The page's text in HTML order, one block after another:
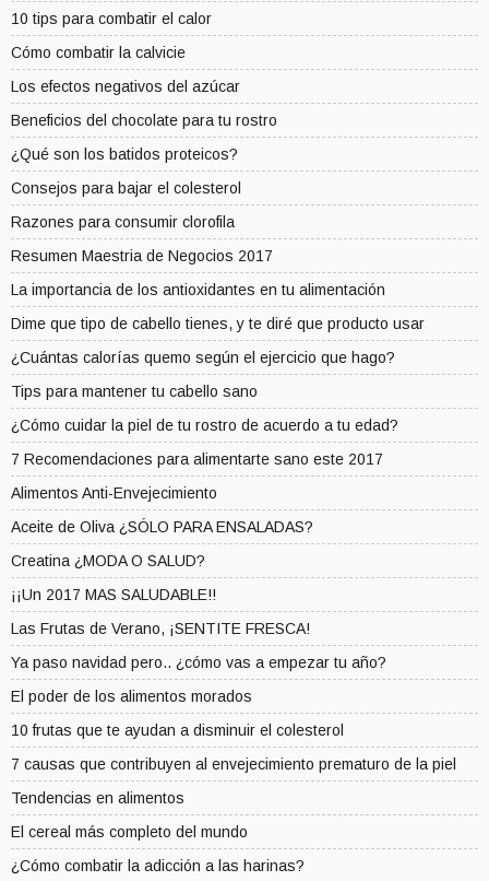
10 tips para combatir el calor
Cómo combatir la calvicie
Los efectos negativos del azúcar
Beneficios del chocolate para tu rostro
¿Qué son los batidos proteicos?
Consejos para bajar el colesterol
Razones para consumir clorofila
Resumen Maestria de Negocios 2017
La importancia de los antioxidantes en tu alimentación
Dime que tipo de cabello tienes, y te diré que producto usar
¿Cuántas calorías quemo según el ejercicio que hago?
Tips para mantener tu cabello sano
¿Cómo cuidar la piel de tu rostro de acuerdo a tu edad?
7 Recomendaciones para alimentarte sano este 2017
Alimentos Anti-Envejecimiento
Aceite de Oliva ¿SÓLO PARA ENSALADAS?
Creatina ¿MODA O SALUD?
¡¡Un 2017 MAS SALUDABLE!!
Las Frutas de Verano, ¡SENTITE FRESCA!
Ya paso navidad pero.. ¿cómo vas a empezar tu año?
El poder de los alimentos morados
10 frutas que te ayudan a disminuir el colesterol
7 causas que contribuyen al envejecimiento prematuro de la piel
Tendencias en alimentos
El cereal más completo del mundo
¿Cómo combatir la adicción a las harinas?